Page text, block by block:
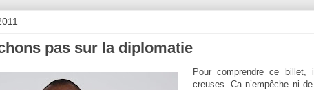
pas sur la diplomatie
Pour comprendre ce
creuses. Ca n’empêche ni